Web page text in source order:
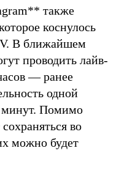
** также
коснулось
В ближайшем
проводить лайв-
— ранее
одной
минут. Помимо
во
можно будет